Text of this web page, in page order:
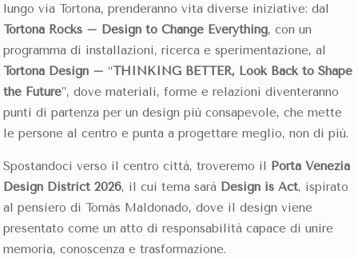
lungo via Tortona, prenderanno vita diverse iniziative: dal
Tortona Rocks – Design to Change Everything, con un
programma di installazioni, ricerca e sperimentazione, al
Tortona Design – “THINKING BETTER, Look Back to Shape
the Future”, dove materiali, forme e relazioni diventeranno
punti di partenza per un design più consapevole, che mette
le persone al centro e punta a progettare meglio, non di più.
Spostandoci verso il centro città, troveremo il
Porta Venezia
Design District 2026, il cui tema sarà Design is Act, ispirato
al pensiero di Tomás Maldonado, dove il design viene
presentato come un atto di responsabilità capace di unire
memoria, conoscenza e trasformazione.